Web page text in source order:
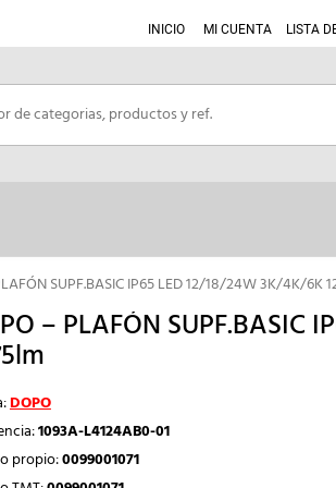
INICIO MI CUENTA LISTA
SUPF.BASIC IP65 LED 12/18/24W 3K/4K/6K
– PLAFÓN SUPF.BASIC
DOPO
1093A-L4124AB0-01
propio:0099001071